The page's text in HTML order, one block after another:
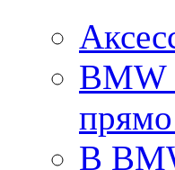
BMW
прямо
B